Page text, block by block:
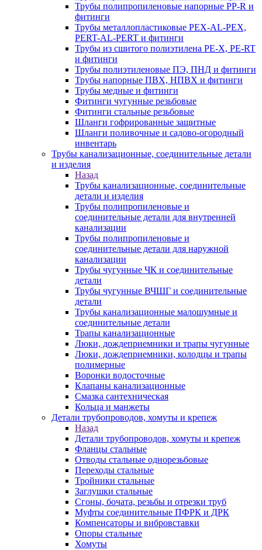
Трубы полипропиленовые напорные PP-R и
фитинги
Трубы металлопластиковые PEX-AL-PEX,
PERT-AL-PERT и фитинги
Трубы из сшитого полиэтилена PE-X, PE-RT
и фитинги
Трубы полиэтиленовые ПЭ, ПНД и фитинги
Трубы напорные ПВХ, НПВХ и фитинги
Трубы медные и фитинги
Фитинги чугунные резьбовые
Фитинги стальные резьбовые
Шланги гофрированные защитные
Шланги поливочные и садово-огородный
инвентарь
Трубы канализационные, соединительные детали
и изделия
Назад
Трубы канализационные, соединительные
детали и изделия
Трубы полипропиленовые и
соединительные детали для внутренней
канализации
Трубы полипропиленовые и
соединительные детали для наружной
канализации
Трубы чугунные ЧК и соединительные
детали
Трубы чугунные ВЧШГ и соединительные
детали
Трубы канализационные малошумные и
соединительные детали
Трапы канализационные
Люки, дождеприемники и трапы чугунные
Люки, дождеприемники, колодцы и трапы
полимерные
Воронки водосточные
Клапаны канализационные
Смазка сантехническая
Кольца и манжеты
Детали трубопроводов, хомуты и крепеж
Назад
Детали трубопроводов, хомуты и крепеж
Фланцы стальные
Отводы стальные однорезьбовые
Переходы стальные
Тройники стальные
Заглушки стальные
Сгоны, бочата, резьбы и отрезки труб
Муфты соединительные ПФРК и ДРК
Компенсаторы и вибровставки
Опоры стальные
Хомуты